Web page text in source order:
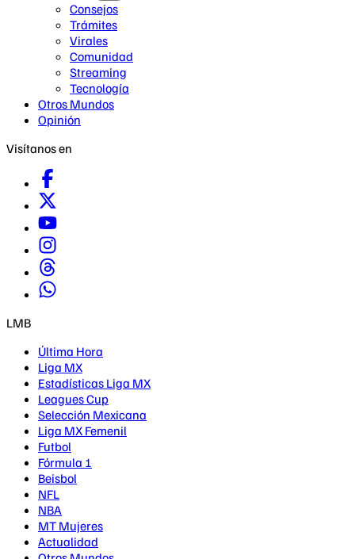
Consejos
Trámites
Virales
Comunidad
Streaming
Tecnología
Otros Mundos
Opinión
Visítanos en
LMB
Última Hora
Liga MX
Estadísticas Liga MX
Leagues Cup
Selección Mexicana
Liga MX Femenil
Futbol
Fórmula 1
Beisbol
NFL
NBA
MT Mujeres
Actualidad